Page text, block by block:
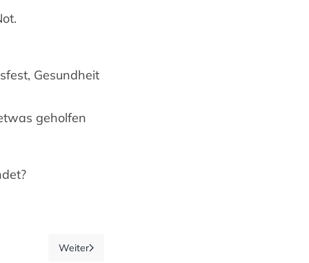
Gesundheit
geholfen
Weiter